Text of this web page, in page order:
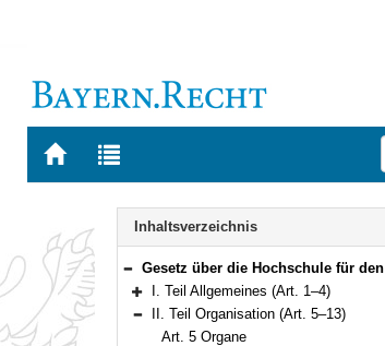
Zur
BAYERN.RECHT
Zur
letzten
Navigation
Inhaltsverzeichnis
Bereich reduzieren
Gesetz über die Hochschule für den öffentlichen Dienst in Bayern (HföD-Gesetz – HföDG) in der Fassung der Bekanntmachung vom 9. Oktober 2003 (GVBl. S. 818) BayRS 2030-1-3-F (Art. 1–25)
Bereich erweitern
I. Teil Allgemeines (Art. 1–4)
Bereich reduzieren
II. Teil Organisation (Art. 5–13)
Art. 5 Organe